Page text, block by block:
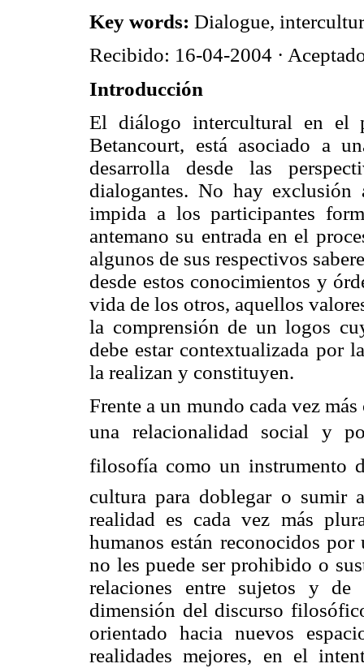
Key words: Dialogue,
Recibido: 16-04-2004 ·
Introducción
El diálogo intercultural en el
Betancourt, está asociado a
desarrolla desde las
dialogantes. No hay
impida a los participantes
antemano su entrada en el
algunos de sus respectivos
desde estos conocimientos y
vida de los otros, aquellos
la comprensión de un logos
debe estar contextualizada por
la realizan y constituyen.
Frente a un mundo cada vez
una relacionalidad social y
filosofía como un
cultura para doblegar o sumir
realidad es cada vez más
humanos están reconocidos
no les puede ser prohibido o
relaciones entre sujetos y
dimensión del discurso
orientado hacia nuevos
realidades mejores, en el